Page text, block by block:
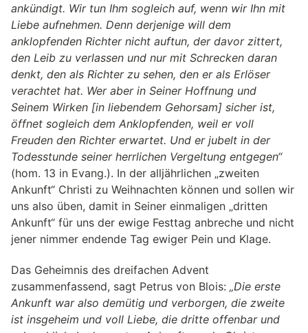
ankündigt. Wir tun Ihm sogleich auf, wenn wir Ihn mit
Liebe aufnehmen. Denn derjenige will dem
anklopfenden Richter nicht auftun, der davor zittert,
den Leib zu verlassen und nur mit Schrecken daran
denkt, den als Richter zu sehen, den er als Erlöser
verachtet hat. Wer aber in Seiner Hoffnung und
Seinem Wirken [in liebendem Gehorsam] sicher ist,
öffnet sogleich dem Anklopfenden, weil er voll
Freuden den Richter erwartet. Und er jubelt in der
Todesstunde seiner herrlichen Vergeltung entgegen“
(hom. 13 in Evang.). In der alljährlichen „zweiten
Ankunft“ Christi zu Weihnachten können und sollen wir
uns also üben, damit in Seiner einmaligen „dritten
Ankunft“ für uns der ewige Festtag anbreche und nicht
jener nimmer endende Tag ewiger Pein und Klage.
Das Geheimnis des dreifachen Advent
zusammenfassend, sagt Petrus von Blois: „Die erste
Ankunft war also demütig und verborgen, die zweite
ist insgeheim und voll Liebe, die dritte offenbar und